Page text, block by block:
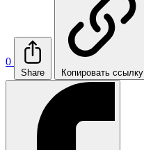
0
Share Копировать ссылку